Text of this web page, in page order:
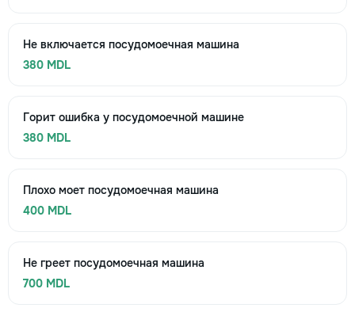
Не включается посудомоечная машина
380 MDL
Горит ошибка у посудомоечной машине
380 MDL
Плохо моет посудомоечная машина
400 MDL
Не греет посудомоечная машина
700 MDL